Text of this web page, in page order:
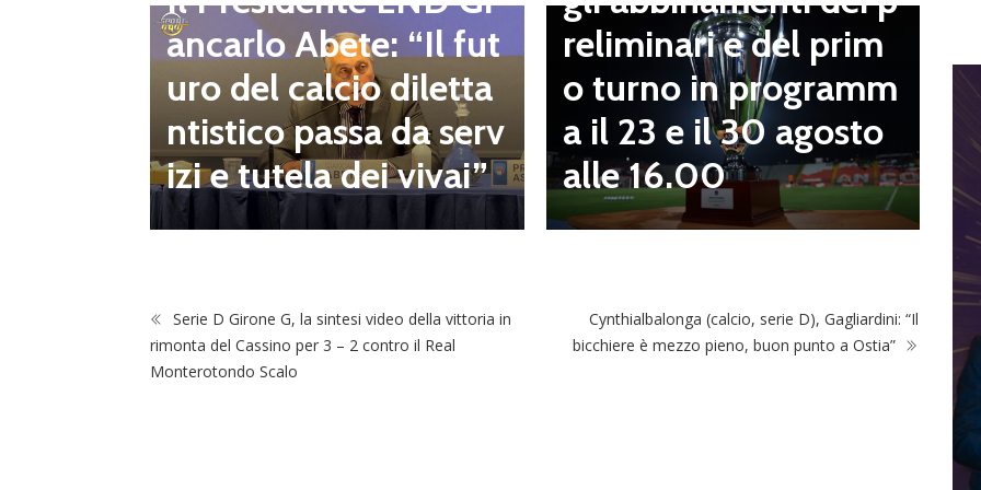
ancarlo Abete: “Il fut
uro del calcio diletta
ntistico passa da serv
izi e tutela dei vivai”
reliminari e del prim
o turno in programm
a il 23 e il 30 agosto
alle 16.00
Serie D Girone G, la sintesi video della vittoria in
rimonta del Cassino per 3 – 2 contro il Real
Monterotondo Scalo
Cynthialbalonga (calcio, serie D), Gagliardini: “Il
bicchiere è mezzo pieno, buon punto a Ostia”